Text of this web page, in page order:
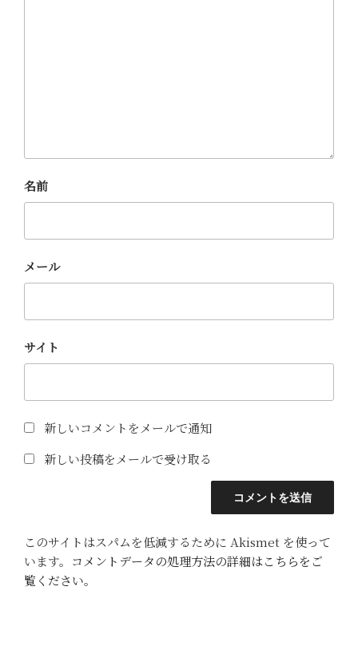
名前
メール
サイト
新しいコメントをメールで通知
新しい投稿をメールで受け取る
このサイトはスパムを低減するために Akismet を使って
います。 コメントデータの処理方法の詳細はこちらをご
覧ください。